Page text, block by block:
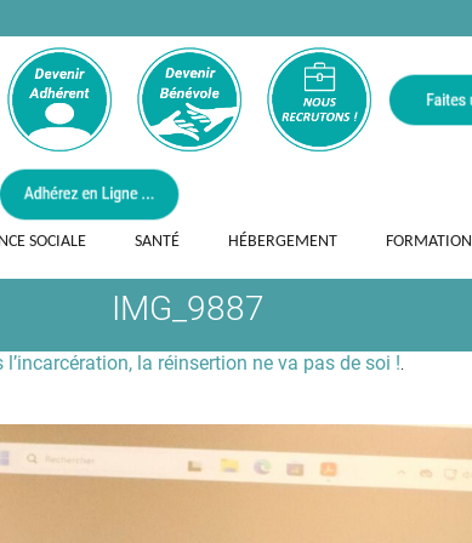
SOCIALE SANTÉ HÉBERGEMENT FORMATION
IMG_9887
l’incarcération, la réinsertion ne va pas de soi !